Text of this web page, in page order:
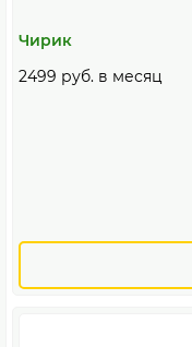
Чирик
2499 руб. в месяц